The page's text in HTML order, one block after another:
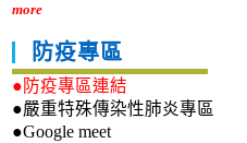
more
防疫專區
●防疫專區連結
●嚴重特殊傳染性肺炎專區
●Google meet